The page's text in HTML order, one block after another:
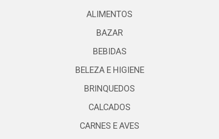
ALIMENTOS
BAZAR
BEBIDAS
BELEZA E HIGIENE
BRINQUEDOS
CALCADOS
CARNES E AVES